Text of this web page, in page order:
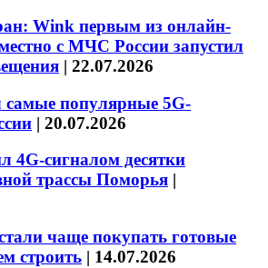
Wink первым из онлайн-
с МЧС России запустил
| 22.07.2026
популярные 5G-
| 20.07.2026
4G-сигналом десятки
трассы Поморья |
чаще покупать готовые
строить | 14.07.2026